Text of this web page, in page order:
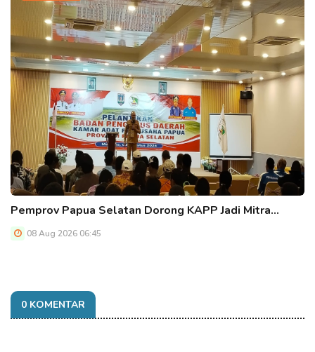
Pemprov Papua Selatan Dorong KAPP Jadi Mitra…
08 Aug 2026 06:45
0 KOMENTAR